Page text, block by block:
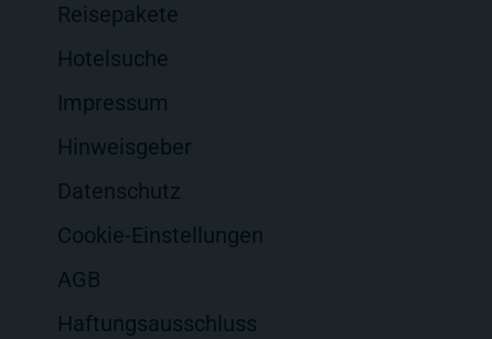
Reisepakete
Hotelsuche
Impressum
Hinweisgeber
Datenschutz
Cookie-Einstellungen
AGB
Haftungsausschluss